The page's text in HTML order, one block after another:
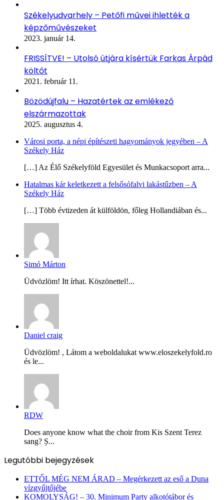
Székelyudvarhely – Petőfi művei ihlették a
képzőművészeket
2023. január 14.
FRISSÍTVE! – Utolsó útjára kísértük Farkas Árpád
költőt
2021. február 11.
Bözödújfalu – Hazatértek az emlékező
elszármazottak
2025. augusztus 4.
Városi porta, a népi építészeti hagyományok jegyében – A
Székely Ház
[…] Az Élő Székelyföld Egyesület és Munkacsoport arra...
Hatalmas kár keletkezett a felsősófalvi lakástűzben – A
Székely Ház
[…] Több évtizeden át külföldön, főleg Hollandiában és...
Simó Márton
Üdvözlöm! Itt írhat. Köszönettel!...
Daniel craig
Üdvözlöm! , Látom a weboldalukat www.eloszekelyfold.ro
és le...
RDW
Does anyone know what the choir from Kis Szent Terez
sang? Ș...
Legutóbbi bejegyzések
ETTŐL MÉG NEM ÁRAD – Megérkezett az eső a Duna
vízgyűjtőjébe
KOMOLYSÁG! – 30. Minimum Party alkotótábor és